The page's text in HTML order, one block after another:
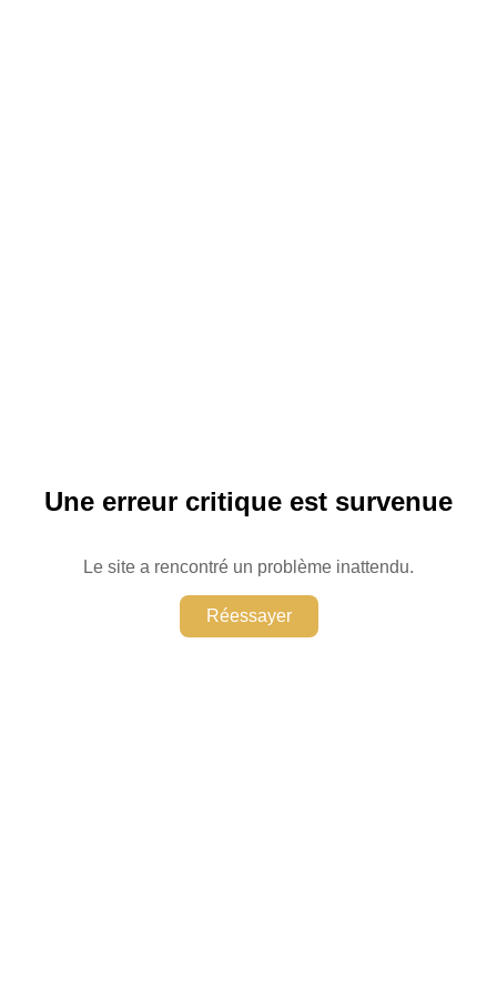
Une erreur critique est survenue
Le site a rencontré un problème inattendu.
Réessayer